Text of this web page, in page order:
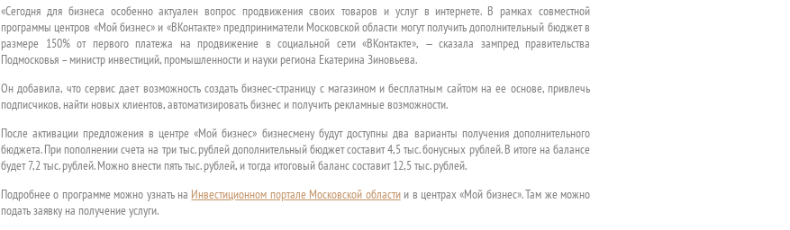
«Сегодня для бизнеса особенно актуален вопрос продвижения своих товаров и услуг в интернете. В рамках совместной
программы центров «Мой бизнес» и «ВКонтакте» предприниматели Московской области могут получить дополнительный бюджет в
размере 150% от первого платежа на продвижение в социальной сети «ВКонтакте», — сказала зампред правительства
Подмосковья – министр инвестиций, промышленности и науки региона Екатерина Зиновьева.
Он добавила, что сервис дает возможность создать бизнес-страницу с магазином и бесплатным сайтом на ее основе, привлечь
подписчиков, найти новых клиентов, автоматизировать бизнес и получить рекламные возможности.
После активации предложения в центре «Мой бизнес» бизнесмену будут доступны два варианты получения дополнительного
бюджета. При пополнении счета на три тыс. рублей дополнительный бюджет составит 4,5 тыс. бонусных рублей. В итоге на балансе
будет 7,2 тыс. рублей. Можно внести пять тыс. рублей, и тогда итоговый баланс составит 12,5 тыс. рублей.
Подробнее о программе можно узнать на Инвестиционном портале Московской областии в центрах «Мой бизнес». Там же можно
подать заявку на получение услуги.